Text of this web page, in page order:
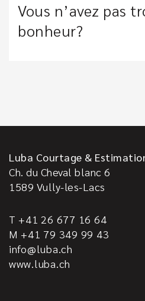
Vous n’avez pas
bonheur?
Luba Courtage &
Ch. du Cheval blanc 6
1589 Vully-les-Lacs
T +41 26 677 16 64
M +41 79 349 99 43
info@luba.ch
www.luba.ch